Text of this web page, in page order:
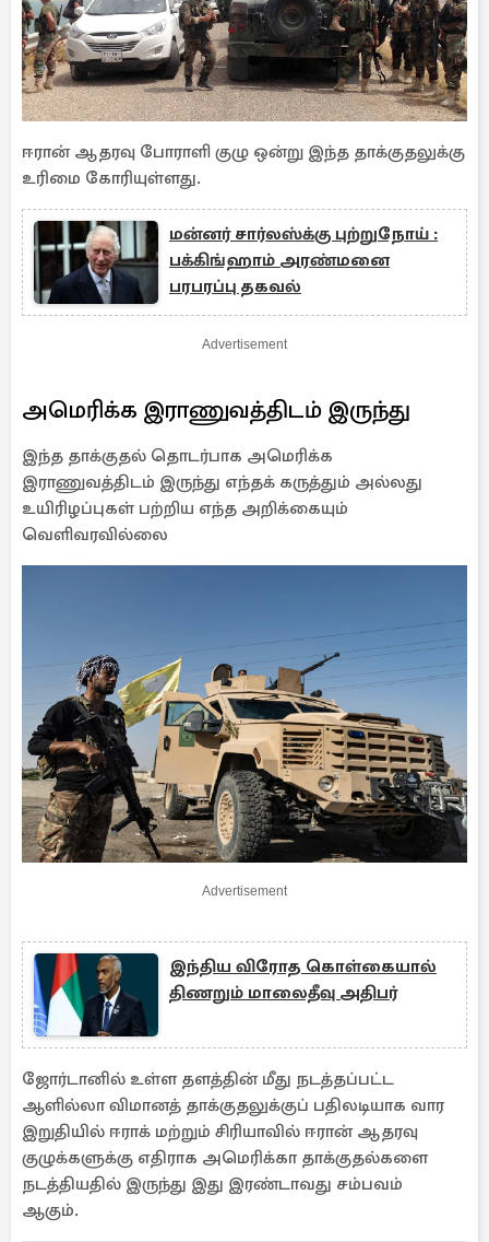
ஈரான் ஆதரவு போராளி குழு ஒன்று இந்த தாக்குதலுக்கு
உரிமை கோரியுள்ளது.
மன்னர் சார்லஸ்க்கு புற்றுநோய் :
பக்கிங்ஹாம் அரண்மனை
பரபரப்பு தகவல்
Advertisement
அமெரிக்க இராணுவத்திடம் இருந்து
இந்த தாக்குதல் தொடர்பாக அமெரிக்க
இராணுவத்திடம் இருந்து எந்தக் கருத்தும் அல்லது
உயிரிழப்புகள் பற்றிய எந்த அறிக்கையும்
வெளிவரவில்லை
Advertisement
இந்திய விரோத கொள்கையால்
திணறும் மாலைதீவு அதிபர்
ஜோர்டானில் உள்ள தளத்தின் மீது நடத்தப்பட்ட
ஆளில்லா விமானத் தாக்குதலுக்குப் பதிலடியாக வார
இறுதியில் ஈராக் மற்றும் சிரியாவில் ஈரான் ஆதரவு
குழுக்களுக்கு எதிராக அமெரிக்கா தாக்குதல்களை
நடத்தியதில் இருந்து இது இரண்டாவது சம்பவம்
ஆகும்.